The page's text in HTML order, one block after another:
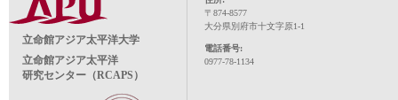
立命館アジア太平洋大学
立命館アジア太平洋
研究センター（RCAPS）
〒874-8577
大分県別府市十文字原1-1
電話番号:
0977-78-1134